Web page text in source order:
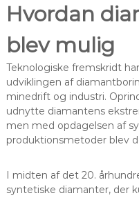
Hvordan
blev mulig
Teknologiske fremskridt
udviklingen af
minedrift og industri.
udnytte diamantens
men med opdagelsen af
produktionsmetoder blev
I midten af det 20.
syntetiske diamanter, der